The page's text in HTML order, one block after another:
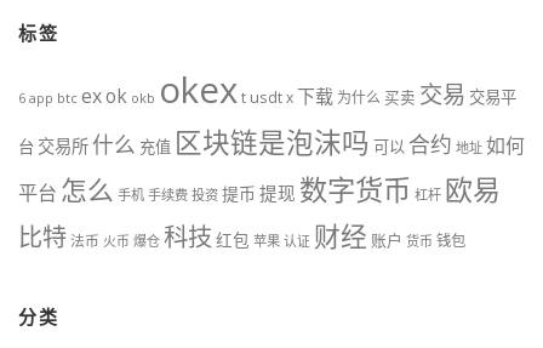
标签
6 app btc exok okb okext usdtx下载 为什么 买卖 交易 交易平
台 交易所 什么 充值 区块链是泡沫吗 可以 合约 地址 如何
平台 怎么 手机 手续费 投资 提币 提现 数字货币 杠杆 欧易
比特法币 火币 爆仓 科技 红包 苹果 认证 财经 账户 货币 钱包
分类